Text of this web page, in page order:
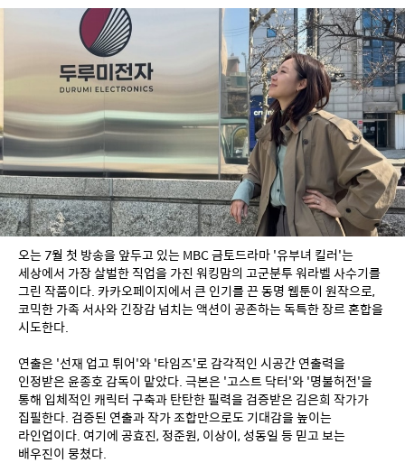
오는 7월 첫 방송을 앞두고 있는 MBC 금토드라마 '유부녀 킬러'는
세상에서 가장 살벌한 직업을 가진 워킹맘의 고군분투 워라벨 사수기를
그린 작품이다. 카카오페이지에서 큰 인기를 끈 동명 웹툰이 원작으로,
코믹한 가족 서사와 긴장감 넘치는 액션이 공존하는 독특한 장르 혼합을
시도한다.
연출은 '선재 업고 튀어'와 '타임즈'로 감각적인 시공간 연출력을
인정받은 윤종호 감독이 맡았다. 극본은 '고스트 닥터'와 '명불허전'을
통해 입체적인 캐릭터 구축과 탄탄한 필력을 검증받은 김은희 작가가
집필한다. 검증된 연출과 작가 조합만으로도 기대감을 높이는
라인업이다. 여기에 공효진, 정준원, 이상이, 성동일 등 믿고 보는
배우진이 뭉쳤다.